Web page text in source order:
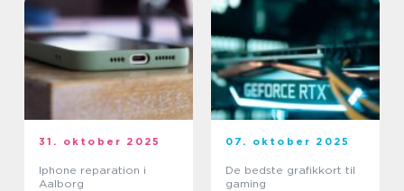
31. oktober 2025
Iphone reparation i
Aalborg
07. oktober 2025
De bedste grafikkort til
gaming